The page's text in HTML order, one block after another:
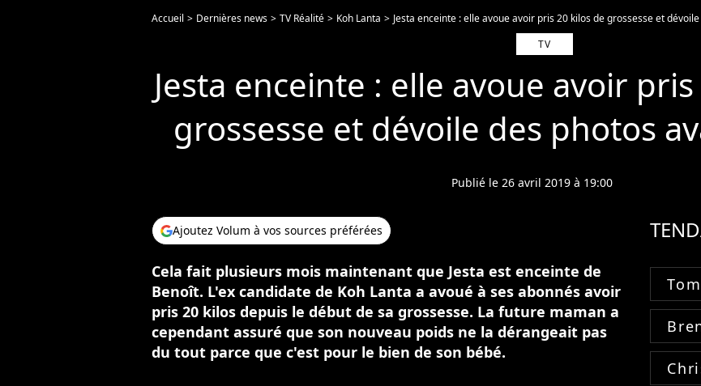
Accueil Dernières news TV Réalité Koh Lanta
Jesta enceinte : elle avoue avoir pris 20 kilos de grossesse et
TV
Jesta enceinte : elle avoue avoir
grossesse et dévoile des photos
Publié le 26 avril 2019 à 19:00
Ajoutez Volum à vos sources préférées
Cela fait plusieurs mois maintenant que Jesta est enceinte de
Benoît. L'ex candidate de Koh Lanta a avoué à ses abonnés avoir
pris 20 kilos depuis le début de sa grossesse. La future maman a
cependant assuré que son nouveau poids ne la dérangeait pas
du tout parce que c'est pour le bien de son bébé.